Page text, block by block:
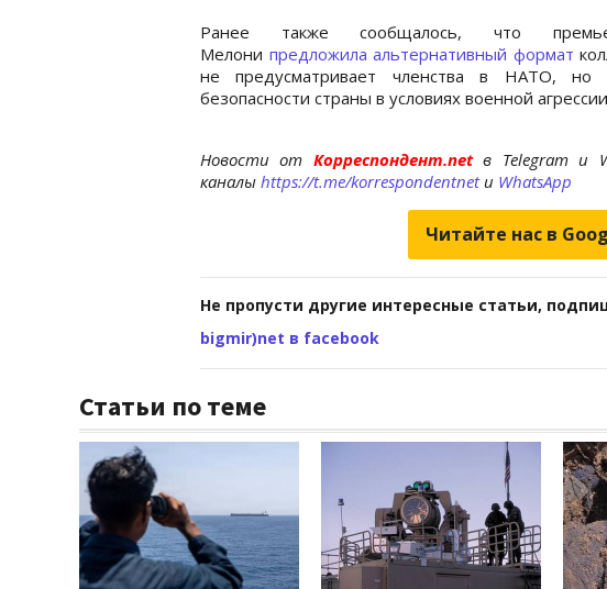
Ранее также сообщалось, что
Мелони предложила альтернативный формат
не предусматривает членства в НАТО, но
безопасности страны в условиях военной
Новости от Корреспондент.netв Telegram и
каналы https://t.me/korrespondentnetи WhatsApp
Читайте нас в
Не пропусти другие интересные статьи,
bigmir)net в facebook
Статьи по теме